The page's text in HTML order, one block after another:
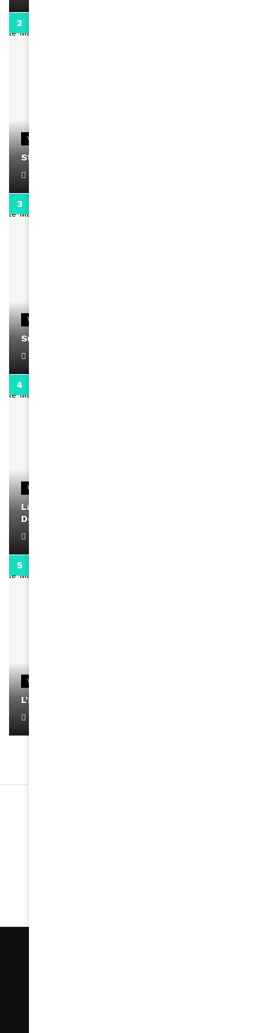
VIDEOS
Stacy passe un message
VIDEOS
Support Black Business Wee-kend
VIDEOS
La rubrique santé speciale coronavirus du
Docteur Makanda
VIDEOS
L’artiste Yoan s’exprime